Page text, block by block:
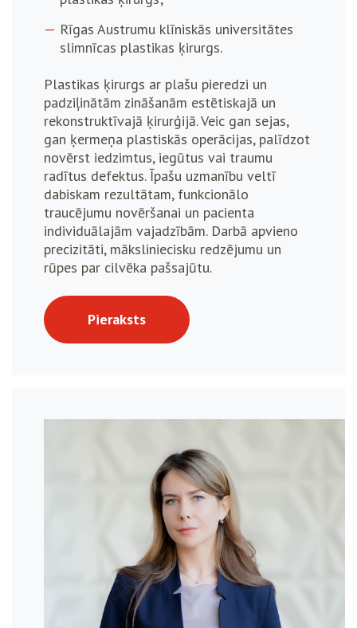
Rīgas Austrumu klīniskās universitātes
slimnīcas plastikas ķirurgs.
Plastikas ķirurgs ar plašu pieredzi un
padziļinātām zināšanām estētiskajā un
rekonstruktīvajā ķirurģijā. Veic gan sejas,
gan ķermeņa plastiskās operācijas, palīdzot
novērst iedzimtus, iegūtus vai traumu
radītus defektus. Īpašu uzmanību veltī
dabiskam rezultātam, funkcionālo
traucējumu novēršanai un pacienta
individuālajām vajadzībām. Darbā apvieno
precizitāti, māksliniecisku redzējumu un
rūpes par cilvēka pašsajūtu.
Pieraksts